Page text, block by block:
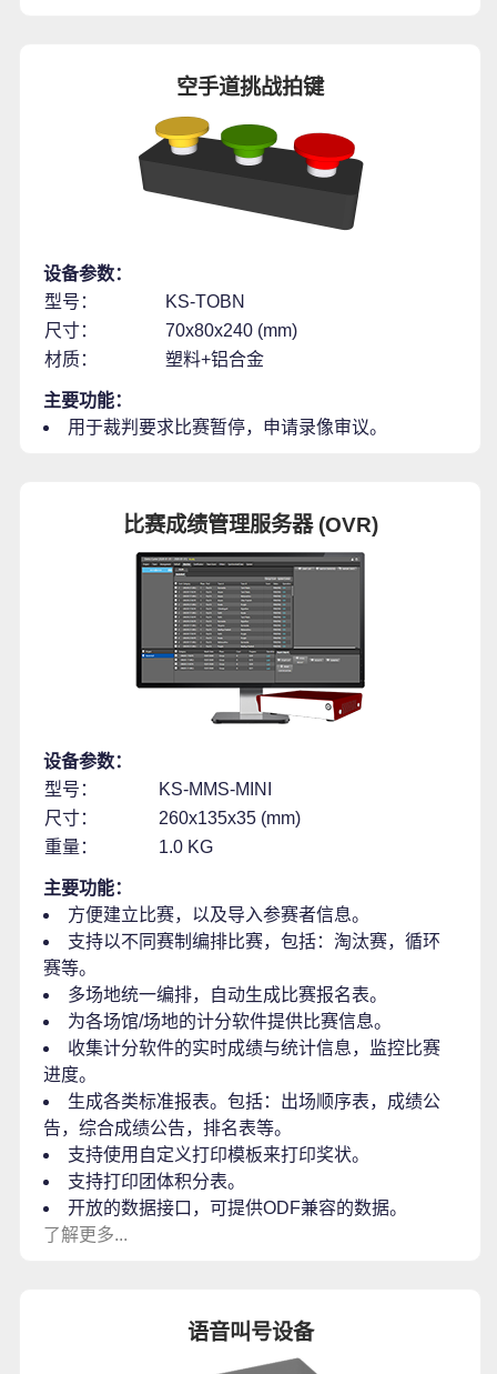
空手道挑战拍键
设备参数：
型号：
KS-TOBN
尺寸：
70x80x240 (mm)
材质：
塑料+铝合金
主要功能：
用于裁判要求比赛暂停，申请录像审议。
比赛成绩管理服务器 (OVR)
设备参数：
型号：
KS-MMS-MINI
尺寸：
260x135x35 (mm)
重量：
1.0 KG
主要功能：
方便建立比赛，以及导入参赛者信息。
支持以不同赛制编排比赛，包括：淘汰赛，循环
赛等。
多场地统一编排，自动生成比赛报名表。
为各场馆/场地的计分软件提供比赛信息。
收集计分软件的实时成绩与统计信息，监控比赛
进度。
生成各类标准报表。包括：出场顺序表，成绩公
告，综合成绩公告，排名表等。
支持使用自定义打印模板来打印奖状。
支持打印团体积分表。
开放的数据接口，可提供ODF兼容的数据。
了解更多...
语音叫号设备